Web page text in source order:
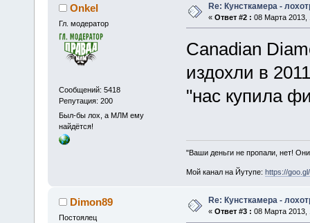
Onkel
Гл. модератор
Сообщений: 5418
Репутация: 200
Был-бы лох, а МЛМ ему
найдётся!
Re: Кунсткамера -
« Ответ #2 : 08 Марта 2013,
Canadian
издохли в 2011
"нас купила
"Ваши деньги не пропали, нет!
Мой канал на Йутупе: https://
Dimon89
Постоялец
Re: Кунсткамера -
« Ответ #3 : 08 Марта 2013,